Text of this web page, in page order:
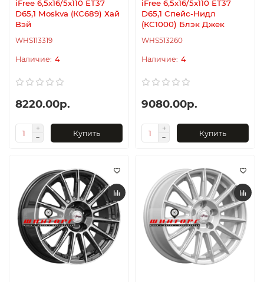
iFree 6,5x16/5x110 ET37
D65,1 Moskva (КС689) Хай
Вэй
WHS113319
4
8220.00р.
Купить
iFree 6,5x16/5x110 ET37
D65,1 Спейс-Нидл
(КС1000) Блэк Джек
WHS513260
4
9080.00р.
Купить